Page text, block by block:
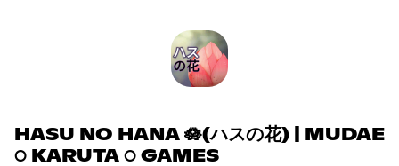
HASU NO HANA 🪷(ハスの花) | MUDAE
○ KARUTA ○ GAMES